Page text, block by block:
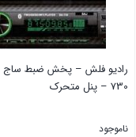
730 – پنل متحرک
ناموجود